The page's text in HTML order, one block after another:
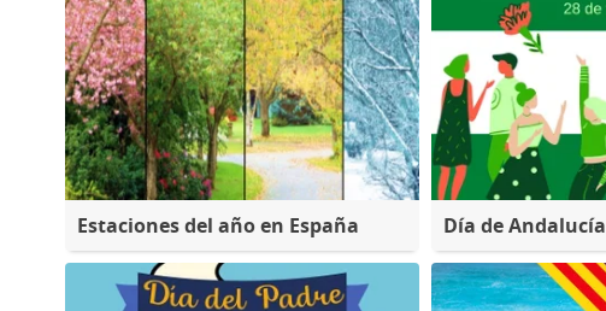
Estaciones del año en España Día de Andalucía